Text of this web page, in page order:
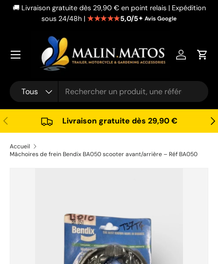
Aller au contenu
🚚 Livraison gratuite dès 29,90 € en point relais | Expédition
sous 24/48h | ★★★★★5,0/5✦ Avis Google
Recherche
Type de produit
Tous
Se
Précédent Livraison gratuite dès 29,90 €
Accueil
Mâchoires de frein Bendix BA050 scooter avant/arrière – Réf BA050